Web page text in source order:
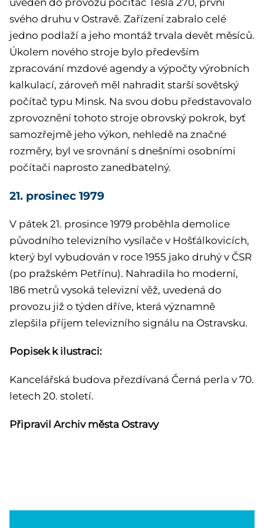
uveden do provozu počítač Tesla 270, první
svého druhu v Ostravě. Zařízení zabralo celé
jedno podlaží a jeho montáž trvala devět měsíců.
Úkolem nového stroje bylo především
zpracování mzdové agendy a výpočty výrobních
kalkulací, zároveň měl nahradit starší sovětský
počítač typu Minsk. Na svou dobu představovalo
zprovoznění tohoto stroje obrovský pokrok, byť
samozřejmě jeho výkon, nehledě na značné
rozměry, byl ve srovnání s dnešními osobními
počítači naprosto zanedbatelný.
21. prosinec 1979
V pátek 21. prosince 1979 proběhla demolice
původního televizního vysílače v Hošťálkovicích,
který byl vybudován v roce 1955 jako druhý v ČSR
(po pražském Petřínu). Nahradila ho moderní,
186 metrů vysoká televizní věž, uvedená do
provozu již o týden dříve, která významně
zlepšila příjem televizního signálu na Ostravsku.
Popisek k ilustraci:
Kancelářská budova přezdívaná Černá perla v 70.
letech 20. století.
Připravil Archiv města Ostravy